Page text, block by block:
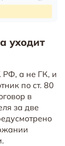
уходит
РФ, а не ГК, и
по ст. 80
в
за две